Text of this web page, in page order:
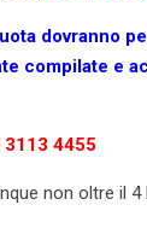
dovranno
compilate e
4455
non oltre il 4